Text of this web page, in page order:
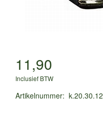
11,90
Inclusief BTW
Artikelnummer: k.20.30.12